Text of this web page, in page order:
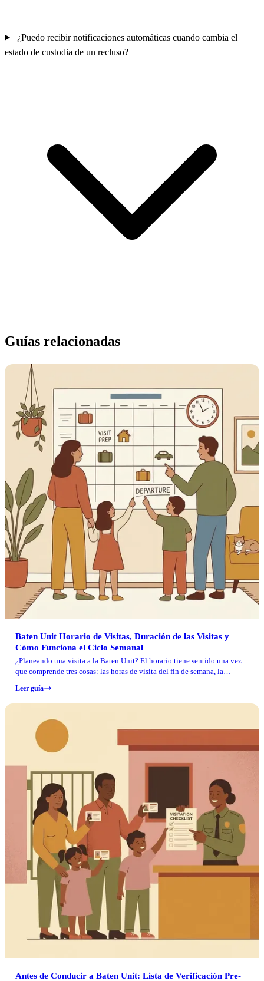
¿Puedo recibir notificaciones automáticas cuando cambia el
estado de custodia de un recluso?
Guías relacionadas
Baten Unit Horario de Visitas, Duración de las Visitas y
Cómo Funciona el Ciclo Semanal
¿Planeando una visita a la Baten Unit? El horario tiene sentido una vez
que comprende tres cosas: las horas de visita del fin de semana, la
domingo de TDCJ limita la frecuencia de las visitas regulares.
Leer guía
Antes de Conducir a Baten Unit: Lista de Verificación Pre-